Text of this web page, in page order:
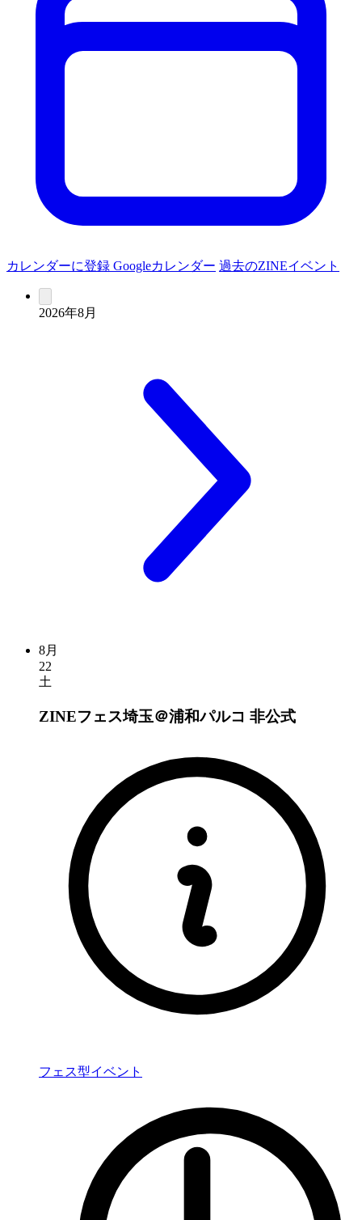
カレンダーに登録 Googleカレンダー 過去のZINEイベント
2026年8月
8月
22
土
ZINEフェス埼玉＠浦和パルコ 非公式
フェス型イベント